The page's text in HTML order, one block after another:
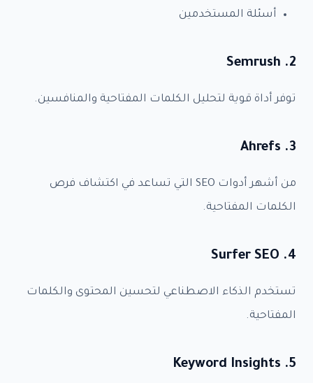
أسئلة المستخدمين
2. Semrush
توفر أداة قوية لتحليل الكلمات المفتاحية والمنافسين.
3. Ahrefs
من أشهر أدوات SEO التي تساعد في اكتشاف فرص
الكلمات المفتاحية.
4. Surfer SEO
تستخدم الذكاء الاصطناعي لتحسين المحتوى والكلمات
المفتاحية.
5. Keyword Insights